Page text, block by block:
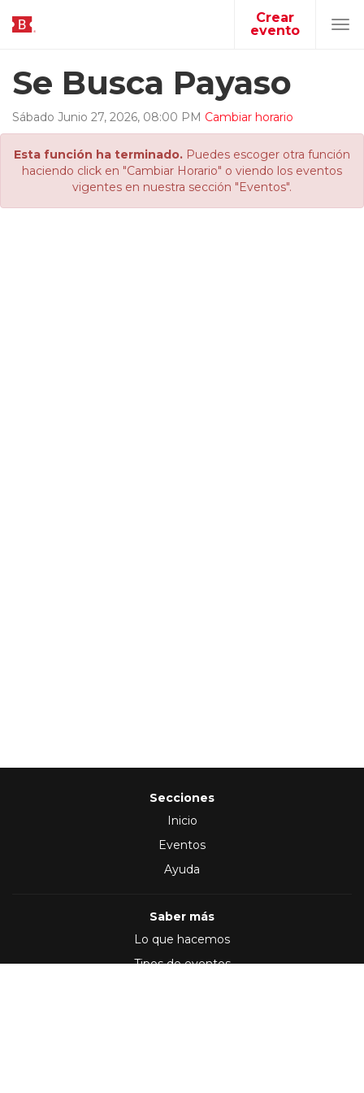
Crear
evento
Se Busca Payaso
Sábado Junio 27, 2026, 08:00 PM Cambiar horario
Esta función ha terminado. Puedes escoger otra función
haciendo click en "Cambiar Horario" o viendo los eventos
vigentes en nuestra sección "Eventos".
Secciones
Inicio
Eventos
Ayuda
Saber más
Lo que hacemos
Tipos de eventos